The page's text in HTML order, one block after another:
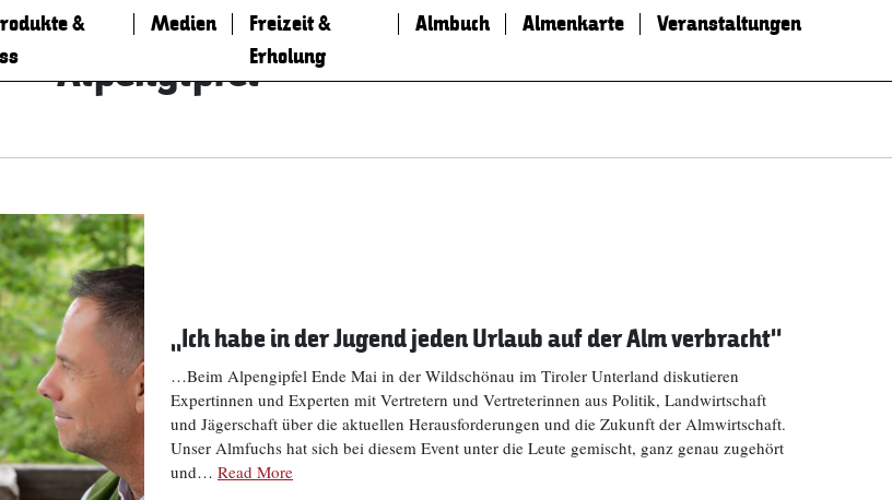
&
Medien
Freizeit &
Erholung
Almbuch Almenkarte Veranstaltungen
Alpengipfel
„Ich habe in der Jugend jeden Urlaub auf der Alm verbracht“
…Beim Alpengipfel Ende Mai in der Wildschönau im Tiroler Unterland diskutieren
Expertinnen und Experten mit Vertretern und Vertreterinnen aus Politik, Landwirtschaft
und Jägerschaft über die aktuellen Herausforderungen und die Zukunft der Almwirtschaft.
Unser Almfuchs hat sich bei diesem Event unter die Leute gemischt, ganz genau zugehört
und… Read More